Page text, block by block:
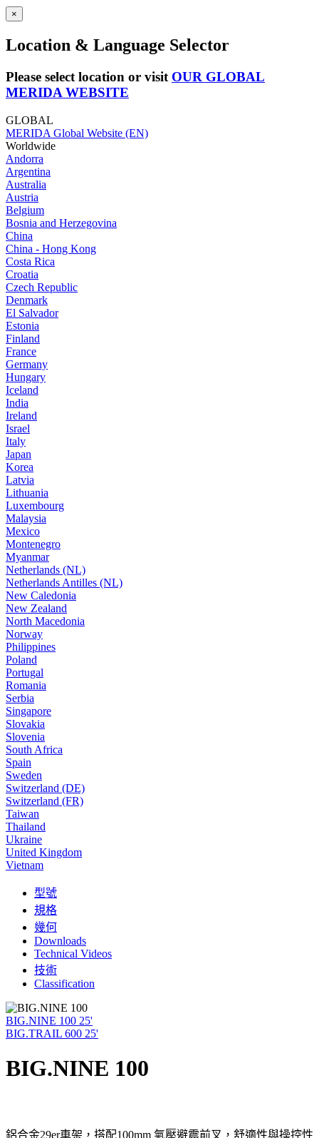
×
Location & Language Selector
Please select location or visit OUR GLOBAL
MERIDA WEBSITE
GLOBAL
MERIDA Global Website (EN)
Worldwide
Andorra
Argentina
Australia
Austria
Belgium
Bosnia and Herzegovina
China
China - Hong Kong
Costa Rica
Croatia
Czech Republic
Denmark
El Salvador
Estonia
Finland
France
Germany
Hungary
Iceland
India
Ireland
Israel
Italy
Japan
Korea
Latvia
Lithuania
Luxembourg
Malaysia
Mexico
Montenegro
Myanmar
Netherlands (NL)
Netherlands Antilles (NL)
New Caledonia
New Zealand
North Macedonia
Norway
Philippines
Poland
Portugal
Romania
Serbia
Singapore
Slovakia
Slovenia
South Africa
Spain
Sweden
Switzerland (DE)
Switzerland (FR)
Taiwan
Thailand
Ukraine
United Kingdom
Vietnam
型號
規格
幾何
Downloads
Technical Videos
技術
Classification
BIG.NINE 100 25'
BIG.TRAIL 600 25'
BIG.NINE 100
鋁合金29er車架，搭配100mm 氣壓避震前叉，舒適性與操控性